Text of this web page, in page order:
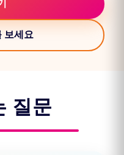
보세요
질문